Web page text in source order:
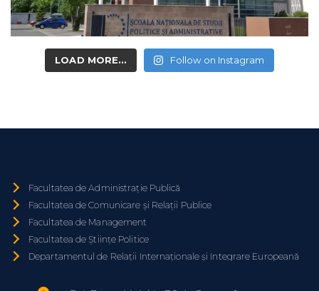
LOAD MORE... Follow on Instagram
Facultatea de Administrație Publică
Facultatea de Comunicare și Relații Publice
Facultatea de Management
Facultatea de Științe Politice
Departamentul de Relații Internaționale și Integrare Europeană